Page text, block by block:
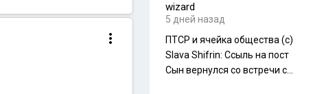
wizard
5 дней назад
ПТСР и ячейка общества (с)
Slava Shifrin: Ссыль на пост
Сын вернулся со встречи с